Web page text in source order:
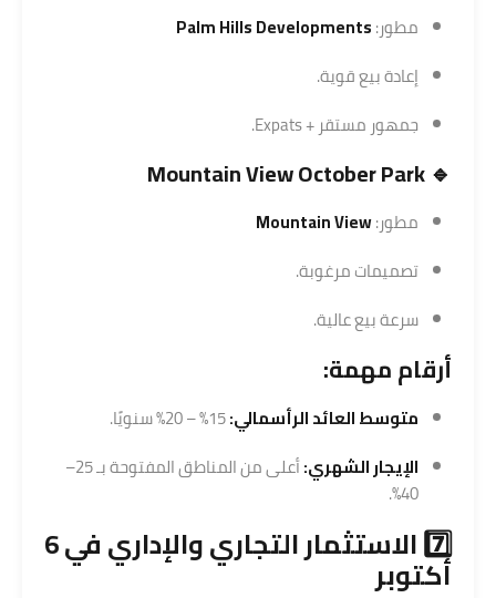
مطور:Palm Hills Developments
إعادة بيع قوية.
جمهور مستقر + Expats.
🔹 Mountain View October Park
مطور:Mountain View
تصميمات مرغوبة.
سرعة بيع عالية.
أرقام مهمة:
متوسط العائد الرأسمالي:
الإيجار الشهري:
أعلى من المناطق المفتوحة بـ 25–
40%.
7️⃣الاستثمار التجاري والإداري في 6
أكتوبر